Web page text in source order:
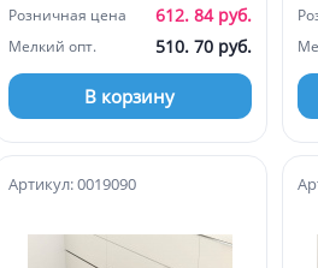
Розничная цена 612. 84 руб.
Мелкий опт. 510. 70 руб.
В корзину
Артикул: 0019090